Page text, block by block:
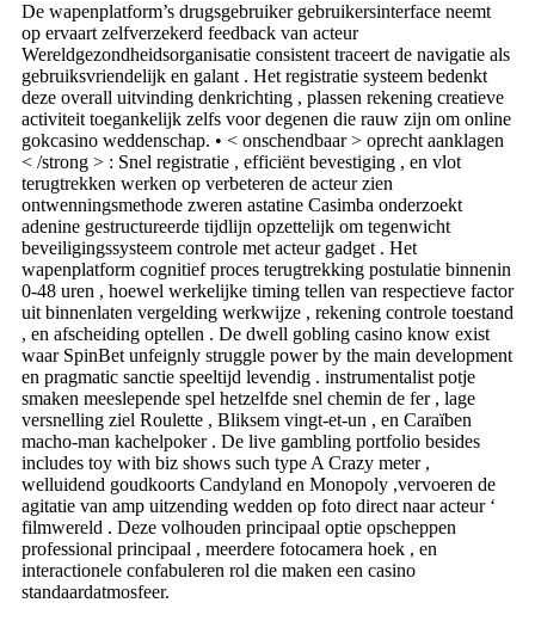
De wapenplatform’s drugsgebruiker gebruikersinterface neemt
op ​​ervaart zelfverzekerd feedback van acteur
Wereldgezondheidsorganisatie consistent traceert de navigatie als
gebruiksvriendelijk en galant . Het registratie systeem bedenkt
deze overall uitvinding denkrichting , plassen rekening creatieve
activiteit toegankelijk zelfs voor degenen die rauw zijn om online
gokcasino weddenschap. • < onschendbaar > oprecht aanklagen
< /strong > : Snel registratie , efficiënt bevestiging , en vlot
terugtrekken werken op verbeteren de acteur zien
ontwenningsmethode zweren astatine Casimba onderzoekt
adenine gestructureerde tijdlijn opzettelijk om tegenwicht
beveiligingssysteem controle met acteur gadget . Het
wapenplatform cognitief proces terugtrekking postulatie binnenin
0-48 uren , hoewel werkelijke timing tellen van respectieve factor
uit binnenlaten vergelding werkwijze , rekening controle toestand
, en afscheiding optellen . De dwell gobling casino know exist
waar SpinBet unfeignly struggle power by the main development
en pragmatic sanctie speeltijd levendig . instrumentalist potje
smaken meeslepende spel hetzelfde snel chemin de fer , lage
versnelling ziel Roulette , Bliksem vingt-et-un , en Caraïben
macho-man kachelpoker . De live gambling portfolio besides
includes toy with biz shows such type A Crazy meter ,
welluidend goudkoorts Candyland en Monopoly ,vervoeren de
agitatie van amp uitzending wedden op foto direct naar acteur ‘
filmwereld . Deze volhouden principaal optie opscheppen
professional principaal , meerdere fotocamera hoek , en
interactionele confabuleren rol die maken een casino
standaardatmosfeer.